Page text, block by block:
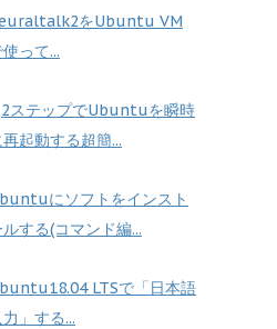
をUbuntu VM
使って...
ステップでUbuntuを瞬時
再起動する超簡...
にソフトをインスト
ルする(コマンド編...
LTSで「日本語
力」する...